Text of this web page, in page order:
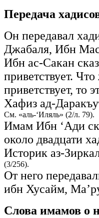
Передача
Он передавал
Джабаля, Ибн
Ибн ас-Сакан
приветствует.
приветствует, то
Хафиз ад-
См. «аль-‘Иляль» (2/л. 79).
Имам Ибн ‘Ади
около двадцати
Историк аз-
(3/256).
От него
ибн Хусайм,
Слова имамов о